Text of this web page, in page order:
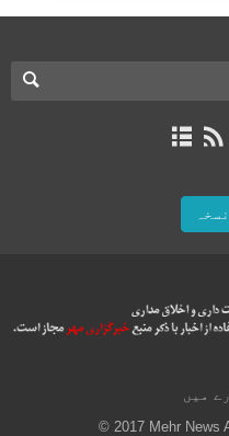
میں
© 2017 Mehr News